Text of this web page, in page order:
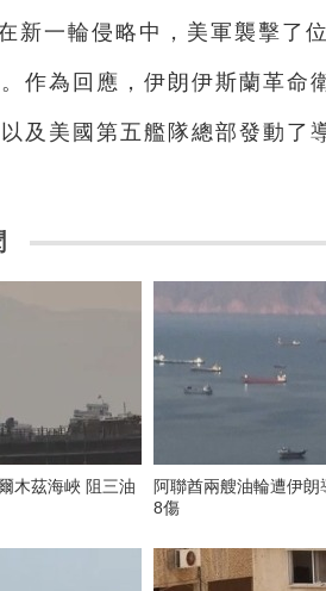
新一輪侵略中，美軍襲擊了
作為回應，伊朗伊斯蘭革命
及美國第五艦隊總部發動了
木茲海峽 阻三油
阿聯酋兩艘油輪遭伊
8傷